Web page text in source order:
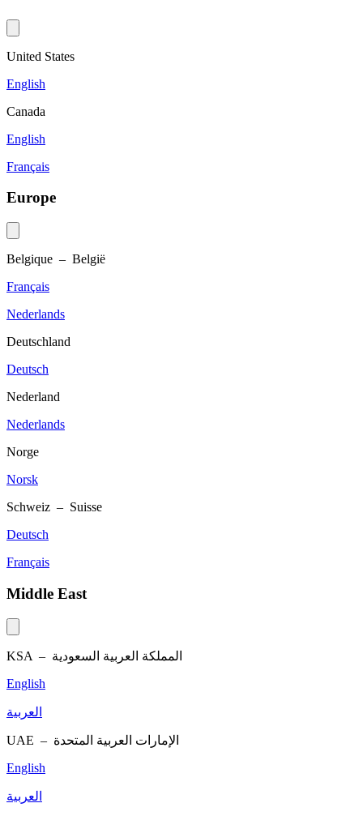
United States
English
Canada
English
Français
Europe
Belgique – België
Français
Nederlands
Deutschland
Deutsch
Nederland
Nederlands
Norge
Norsk
Schweiz – Suisse
Deutsch
Français
Middle East
KSA – المملكة العربية السعودية
English
العربية
UAE – الإمارات العربية المتحدة
English
العربية